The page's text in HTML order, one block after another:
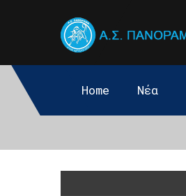
Home Νέα